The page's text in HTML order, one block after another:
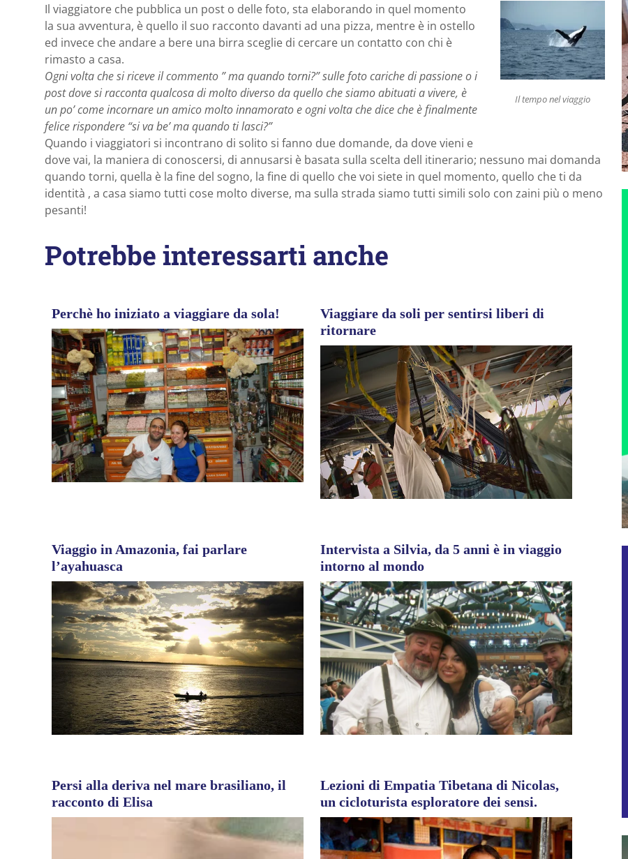
Il tempo nel viaggio
Il viaggiatore che pubblica un post o delle foto, sta elaborando in quel momento
la sua avventura, è quello il suo racconto davanti ad una pizza, mentre è in ostello
ed invece che andare a bere una birra sceglie di cercare un contatto con chi è
rimasto a casa.
Ogni volta che si riceve il commento ” ma quando torni?” sulle foto cariche di passione o i
post dove si racconta qualcosa di molto diverso da quello che siamo abituati a vivere, è
un po’ come incornare un amico molto innamorato e ogni volta che dice che è finalmente
felice rispondere “si va be’ ma quando ti lasci?”
Quando i viaggiatori si incontrano di solito si fanno due domande, da dove vieni e
dove vai, la maniera di conoscersi, di annusarsi è basata sulla scelta dell itinerario; nessuno mai domanda
quando torni, quella è la fine del sogno, la fine di quello che voi siete in quel momento, quello che ti da
identità , a casa siamo tutti cose molto diverse, ma sulla strada siamo tutti simili solo con zaini più o meno
pesanti!
Potrebbe interessarti anche
Perchè ho iniziato a viaggiare da sola!
Viaggiare da soli per sentirsi liberi di
ritornare
Viaggio in Amazonia, fai parlare
l’ayahuasca
Intervista a Silvia, da 5 anni è in viaggio
intorno al mondo
Persi alla deriva nel mare brasiliano, il
racconto di Elisa
Lezioni di Empatia Tibetana di Nicolas,
un cicloturista esploratore dei sensi.